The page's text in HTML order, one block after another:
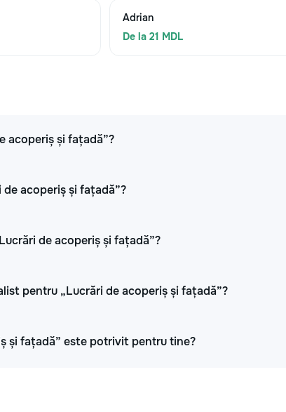
Adrian
De la 21 MDL
acoperiș și fațadă”?
acoperiș și fațadă”?
de acoperiș și fațadă”?
pentru „Lucrări de acoperiș și fațadă”?
și fațadă” este potrivit pentru tine?